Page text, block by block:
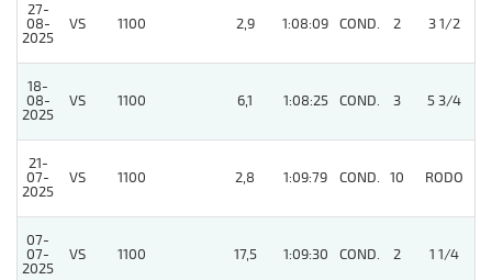
27-
08-
2025
VS 1100 2,9 1:08:09 COND. 2 3 1/2
18-
08-
2025
VS 1100 6,1 1:08:25 COND. 3 5 3/4
21-
07-
2025
VS 1100 2,8 1:09:79 COND. 10 RODO
07-
07-
2025
VS 1100 17,5 1:09:30 COND. 2 1 1/4